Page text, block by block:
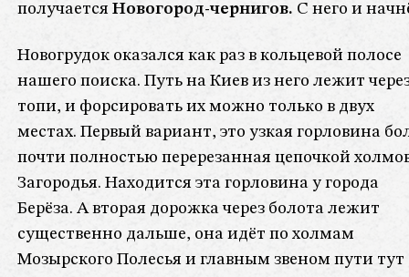
получается Новогород-чернигов. С него и
Новогрудок оказался как раз в кольцевой полосе
нашего поиска. Путь на Киев из него лежит
топи, и форсировать их можно только в двух
местах. Первый вариант, это узкая горловина
почти полностью перерезанная цепочкой
Загородья. Находится эта горловина у города
Берёза. А вторая дорожка через болота лежит
существенно дальше, она идёт по холмам
Мозырского Полесья и главным звеном пути тут